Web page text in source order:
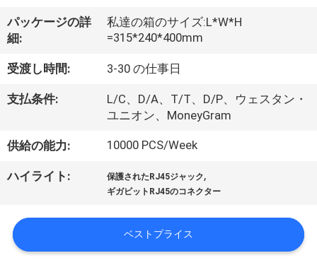
て
工
旅
行
品
質
パッケージの詳
細:
私達の箱のサイズ:L*W*H
=315*240*400mm
受渡し時間: 3-30 の仕事日
支払条件:
L/C、D/A、T/T、D/P、ウェスタン・
ユニオン、MoneyGram
供給の能力: 10000 PCS/Week
ハイライト: 保護されたRJ45ジャック,
ギガビットRJ45のコネクター
ベストプライス